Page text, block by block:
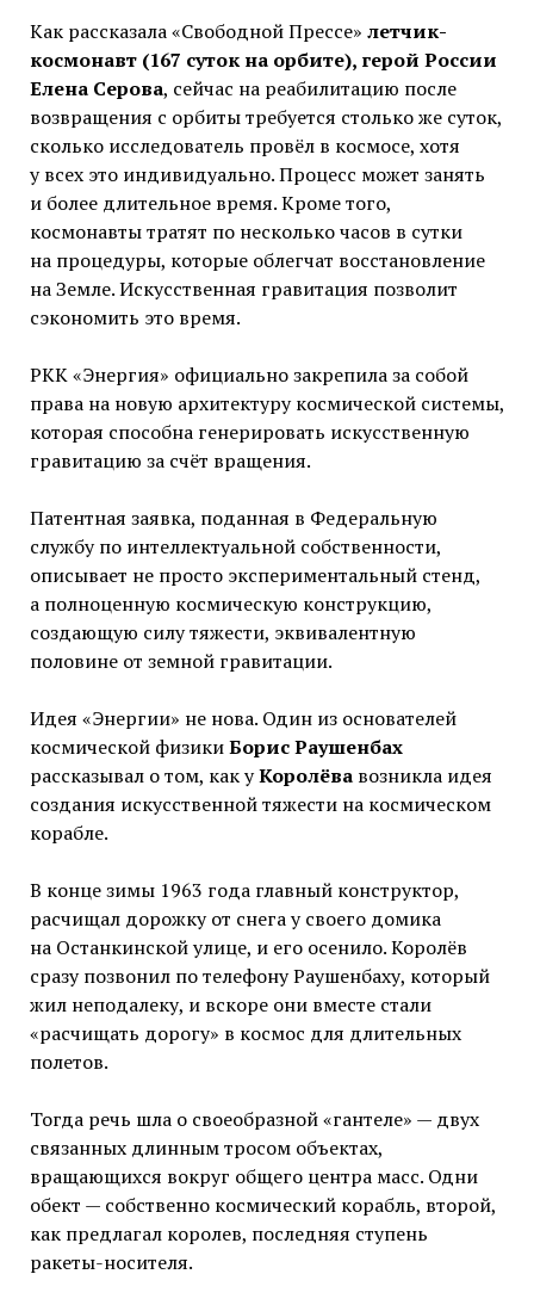
Как рассказала «Свободной Прессе» летчик-
космонавт (167 суток на орбите), герой России
Елена Серова, сейчас на реабилитацию после
возвращения с орбиты требуется столько же суток,
сколько исследователь провёл в космосе, хотя
у всех это индивидуально. Процесс может занять
и более длительное время. Кроме того,
космонавты тратят по несколько часов в сутки
на процедуры, которые облегчат восстановление
на Земле. Искусственная гравитация позволит
сэкономить это время.
РКК «Энергия» официально закрепила за собой
права на новую архитектуру космической системы,
которая способна генерировать искусственную
гравитацию за счёт вращения.
Патентная заявка, поданная в Федеральную
службу по интеллектуальной собственности,
описывает не просто экспериментальный стенд,
а полноценную космическую конструкцию,
создающую силу тяжести, эквивалентную
половине от земной гравитации.
Идея «Энергии» не нова. Один из основателей
космической физикиБорис Раушенбах
рассказывал о том, как уКоролёвавозникла идея
создания искусственной тяжести на космическом
корабле.
В конце зимы 1963 года главный конструктор,
расчищал дорожку от снега у своего домика
на Останкинской улице, и его осенило. Королёв
сразу позвонил по телефону Раушенбаху, который
жил неподалеку, и вскоре они вместе стали
«расчищать дорогу» в космос для длительных
полетов.
Тогда речь шла о своеобразной «гантеле» — двух
связанных длинным тросом объектах,
вращающихся вокруг общего центра масс. Одни
обект — собственно космический корабль, второй,
как предлагал королев, последняя ступень
ракеты-носителя.